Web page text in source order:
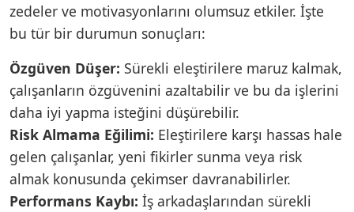
zedeler ve motivasyonlarını olumsuz etkiler. İşte
bu tür bir durumun sonuçları:
Özgüven Düşer: Sürekli eleştirilere maruz kalmak,
çalışanların özgüvenini azaltabilir ve bu da işlerini
daha iyi yapma isteğini düşürebilir.
Risk Almama Eğilimi: Eleştirilere karşı hassas hale
gelen çalışanlar, yeni fikirler sunma veya risk
almak konusunda çekimser davranabilirler.
Performans Kaybı: İş arkadaşlarından sürekli